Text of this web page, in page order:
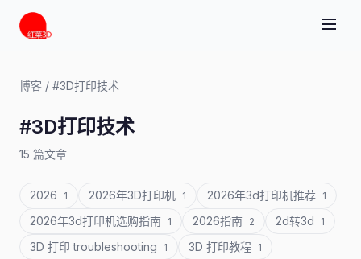
博客 / #3D打印技术
#3D打印技术
15 篇文章
2026 1 2026年3D打印机 1 2026年3d打印机推荐 1
2026年3d打印机选购指南 1 2026指南 2 2d转3d 1
3D 打印 troubleshooting 1 3D 打印教程 1